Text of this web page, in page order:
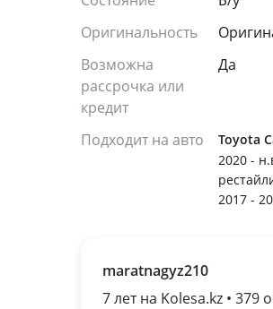
Оригинальность
Возможна
рассрочка или
кредит
Да
Подходит на авто
Toyota
2020 -
2017 -
maratnagyz210
7 лет на Kolesa.kz • 379